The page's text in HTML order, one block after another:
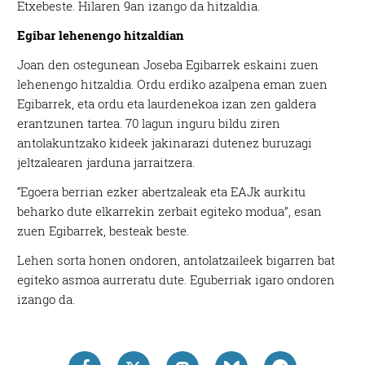
Etxebeste. Hilaren 9an izango da hitzaldia.
Egibar lehenengo hitzaldian
Joan den ostegunean Joseba Egibarrek eskaini zuen
lehenengo hitzaldia. Ordu erdiko azalpena eman zuen
Egibarrek, eta ordu eta laurdenekoa izan zen galdera
erantzunen tartea. 70 lagun inguru bildu ziren
antolakuntzako kideek jakinarazi dutenez buruzagi
jeltzalearen jarduna jarraitzera.
“Egoera berrian ezker abertzaleak eta EAJk aurkitu
beharko dute elkarrekin zerbait egiteko modua”, esan
zuen Egibarrek, besteak beste.
Lehen sorta honen ondoren, antolatzaileek bigarren bat
egiteko asmoa aurreratu dute. Eguberriak igaro ondoren
izango da.